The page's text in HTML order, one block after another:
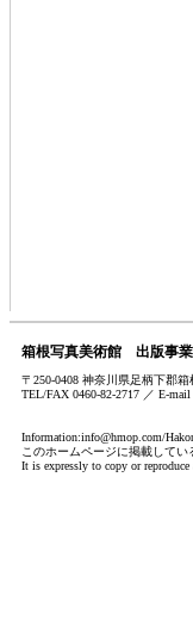
箱根写真美術館 出版事
〒250-0408 神奈川県足柄下郡箱
TEL/FAX 0460-82-2717 ／ E-mail
Information:info@hmop.com/
このホームページに掲載して
It is expressly to copy or